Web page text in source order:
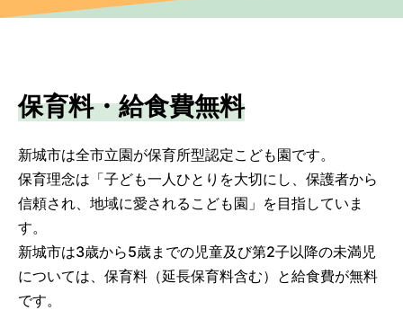
保育料・給食費無料
新城市は全市立園が保育所型認定こども園です。
保育理念は「子ども一人ひとりを大切にし、保護者から
信頼され、地域に愛されるこども園」を目指していま
す。
新城市は3歳から5歳までの児童及び第2子以降の未満児
については、保育料（延長保育料含む）と給食費が無料
です。